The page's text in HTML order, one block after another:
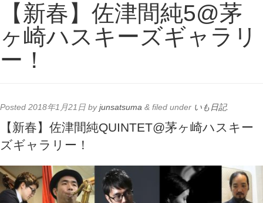
Live Schedule
Discography
YouTube
Online Lesson
【新春】佐津間純5@茅
ヶ崎ハスキーズギャラリ
ー！
Posted 2018年1月21日 byjunsatsuma & filed under いも日記.
【新春】佐津間純QUINTET@茅ヶ崎ハスキー
ズギャラリー！